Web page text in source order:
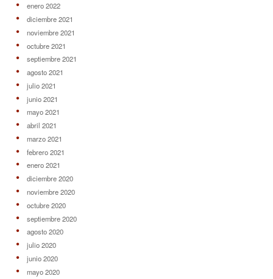
enero 2022
diciembre 2021
noviembre 2021
octubre 2021
septiembre 2021
agosto 2021
julio 2021
junio 2021
mayo 2021
abril 2021
marzo 2021
febrero 2021
enero 2021
diciembre 2020
noviembre 2020
octubre 2020
septiembre 2020
agosto 2020
julio 2020
junio 2020
mayo 2020